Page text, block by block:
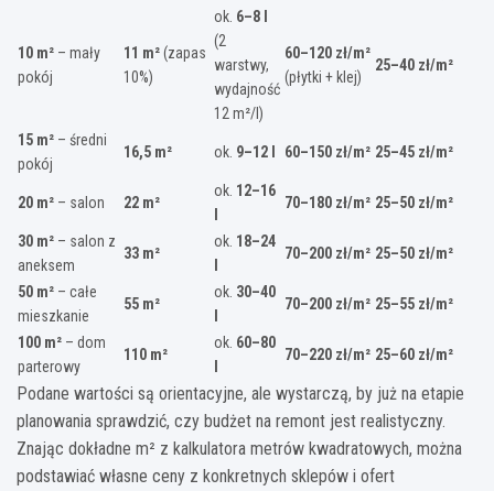
10 m² – mały
pokój
11 m²(zapas
10%)
ok. 6–8 l
(2
warstwy,
wydajność
12 m²/l)
60–120 zł/m²
(płytki + klej)
25–40 zł/m²
15 m² – średni
pokój
16,5 m² ok. 9–12 l 60–150 zł/m² 25–45 zł/m²
20 m² – salon 22 m²
ok. 12–16
l
70–180 zł/m² 25–50 zł/m²
30 m² – salon z
aneksem
33 m²
ok. 18–24
l
70–200 zł/m² 25–50 zł/m²
50 m² – całe
mieszkanie
55 m²
ok. 30–40
l
70–200 zł/m² 25–55 zł/m²
100 m² – dom
parterowy
110 m²
ok. 60–80
l
70–220 zł/m² 25–60 zł/m²
Podane wartości są orientacyjne, ale wystarczą, by już na etapie
planowania sprawdzić, czy budżet na remont jest realistyczny.
Znając dokładne m² z kalkulatora metrów kwadratowych, można
podstawiać własne ceny z konkretnych sklepów i ofert